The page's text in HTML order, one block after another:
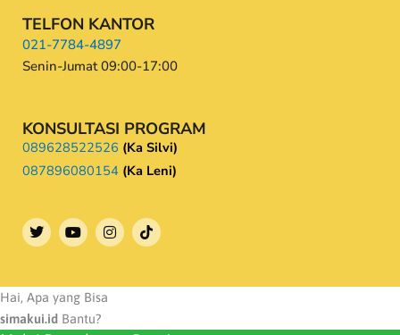
TELFON KANTOR
021-7784-4897
Senin-Jumat 09:00-17:00
KONSULTASI PROGRAM
089628522526 (Ka Silvi)
087896080154 (Ka Leni)
T
w
e
r
Y
o
b
e
I
n
Hai, Apa yang Bisa
simakui.id Bantu?